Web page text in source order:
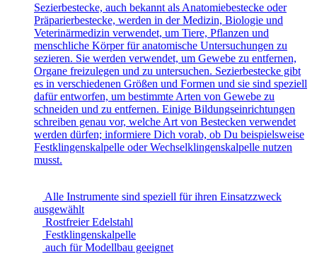
Sezierbestecke, auch bekannt als Anatomiebestecke oder
Präparierbestecke, werden in der Medizin, Biologie und
Veterinärmedizin verwendet, um Tiere, Pflanzen und
menschliche Körper für anatomische Untersuchungen zu
sezieren. Sie werden verwendet, um Gewebe zu entfernen,
Organe freizulegen und zu untersuchen. Sezierbestecke gibt
es in verschiedenen Größen und Formen und sie sind speziell
dafür entworfen, um bestimmte Arten von Gewebe zu
schneiden und zu entfernen. Einige Bildungseinrichtungen
schreiben genau vor, welche Art von Bestecken verwendet
werden dürfen; informiere Dich vorab, ob Du beispielsweise
Festklingenskalpelle oder Wechselklingenskalpelle nutzen
musst.
Alle Instrumente sind speziell für ihren Einsatzzweck
ausgewählt
Rostfreier Edelstahl
Festklingenskalpelle
auch für Modellbau geeignet